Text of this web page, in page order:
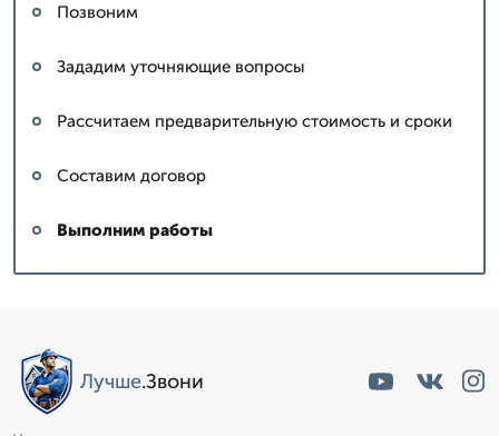
Позвоним
Зададим уточняющие вопросы
Рассчитаем предварительную стоимость и сроки
Составим договор
Выполним работы
Лучше.Звони